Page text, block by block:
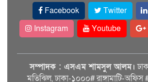
Facebook Twitter
Instagram
Youtube
সম্পাদক : এসএম শামসুল আলম।
মতিঝিল, ঢাকা-১০০০# রাঙ্গামাটি-অফিস